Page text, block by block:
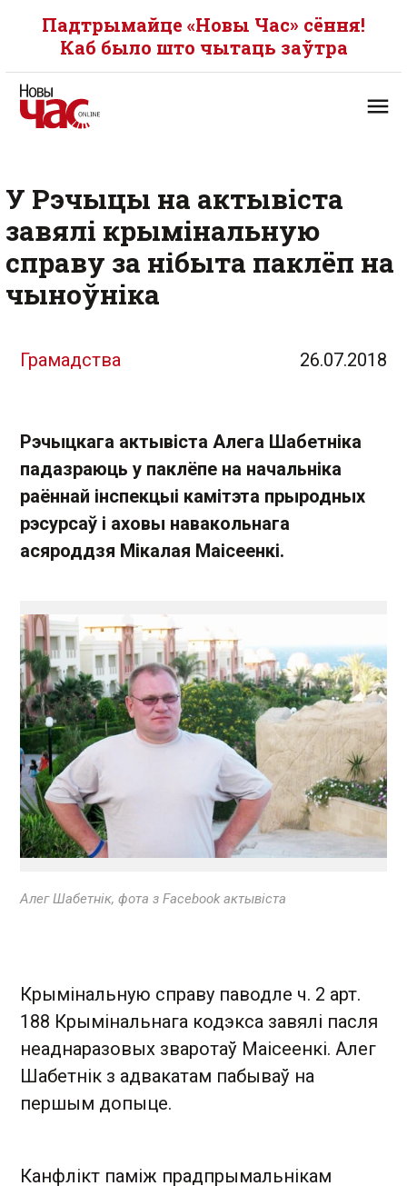
Падтрымайце «Новы Час» сёння!
Каб было што чытаць заўтра
У Рэчыцы на актывіста
завялі крымінальную
справу за нібыта паклёп на
чыноўніка
Грамадства 26.07.2018
Рэчыцкага актывіста Алега Шабетніка
падазраюць у паклёпе на начальніка
раённай інспекцыі камітэта прыродных
рэсурсаў і аховы навакольнага
асяроддзя Мікалая Маісеенкі.
Алег Шабетнік, фота з Facebook актывіста
Крымінальную справу паводле ч. 2 арт.
188 Крымінальнага кодэкса завялі пасля
неаднаразовых зваротаў Маісеенкі. Алег
Шабетнік з адвакатам пабываў на
першым допыце.
Канфлікт паміж прадпрымальнікам